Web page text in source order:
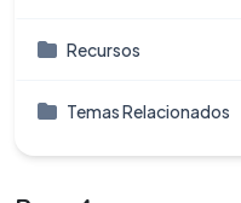
Recursos
Temas Relacionados